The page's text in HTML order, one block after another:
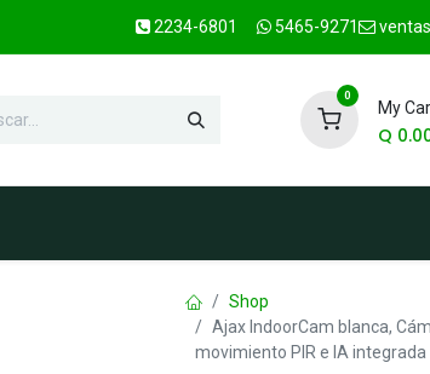
2234-6801 5465-9271
0
My
Q
Shop
Ajax IndoorCam blanca,
movimiento PIR e IA integrada